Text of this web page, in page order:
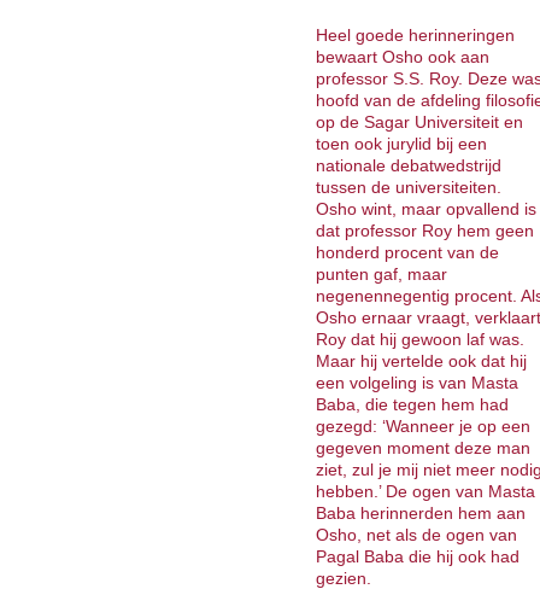
Heel goede herinneringen
bewaart Osho ook aan
professor S.S. Roy. Deze
hoofd van de afdeling
op de Sagar Universiteit en
toen ook jurylid bij een
nationale debatwedstrijd
tussen de universiteiten.
Osho wint, maar op­vallend is
dat professor Roy hem geen
honderd procent van de
punten gaf, maar
negenennegentig procent.
Osho ernaar vraagt, verklaart
Roy dat hij gewoon laf was.
Maar hij vertelde ook dat hij
een volgeling is van Masta
Baba, die tegen hem had
gezegd: ‘Wanneer je op een
gegeven moment deze man
ziet, zul je mij niet meer
hebben.’ De ogen van Masta
Baba herinnerden hem aan
Osho, net als de ogen van
Pagal Baba die hij ook had
gezien.